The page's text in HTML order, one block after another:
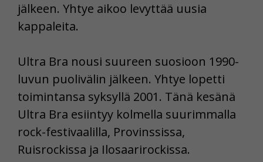
jälkeen. Yhtye aikoo levyttää uusia
kappaleita.
Ultra Bra nousi suureen suosioon 1990-
luvun puolivälin jälkeen. Yhtye lopetti
toimintansa syksyllä 2001. Tänä kesänä
Ultra Bra esiintyy kolmella suurimmalla
rock-festivaalilla, Provinssissa,
Ruisrockissa ja Ilosaarirockissa.